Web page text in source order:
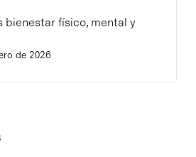
bienestar físico, mental y
de 2026